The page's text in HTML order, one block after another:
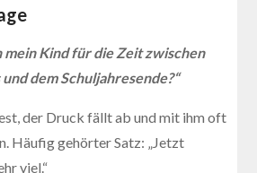
mein Kind für die Zeit zwischen
dem Schuljahresende?“
der Druck fällt ab und mit ihm oft
Häufig gehörter Satz: „Jetzt
viel.“